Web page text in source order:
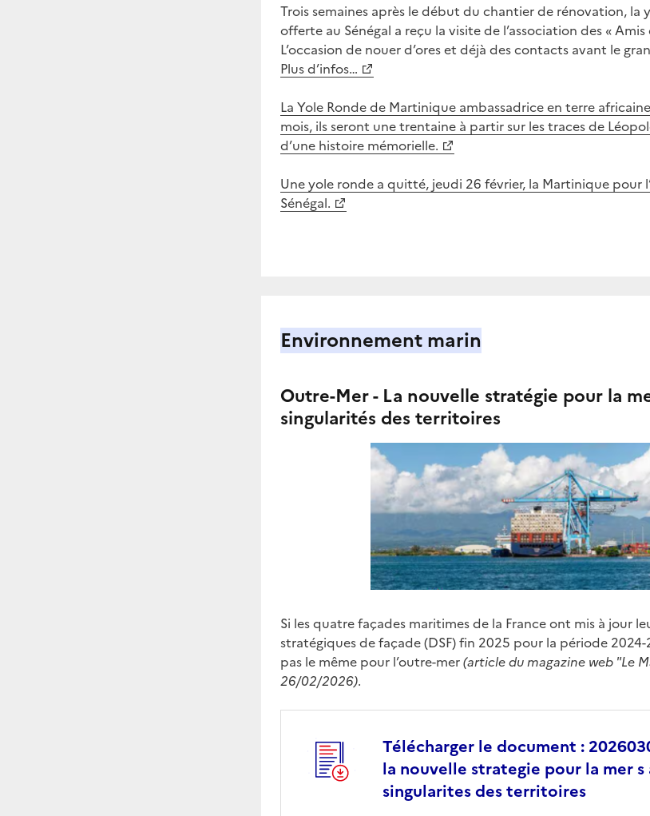
Trois semaines après le début du chantier de rénovation, la
offerte au Sénégal a reçu la visite de l’association des « Amis
L’occasion de nouer d’ores et déjà des contacts avant le
Plus d’infos…
La Yole Ronde de Martinique ambassadrice en terre
mois, ils seront une trentaine à partir sur les traces de
d’une histoire mémorielle.
Une yole ronde a quitté, jeudi 26 février, la Martinique pour
Sénégal.
Environnement marin
Outre-Mer - La nouvelle stratégie pour la
singularités des territoires
Si les quatre façades maritimes de la France ont mis à jour
stratégiques de façade (DSF) fin 2025 pour la période 2024-
pas le même pour l’outre-mer(article du magazine web "Le
26/02/2026).
Télécharger le document :
la nouvelle strategie pour la mer
singularites des territoires